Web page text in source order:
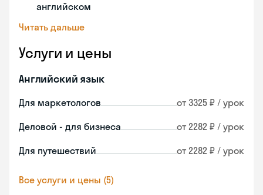
английском
Читать дальше
Услуги и цены
Английский язык
Для маркетологов от 3325 ₽ / урок
Деловой - для бизнеса от 2282 ₽ / урок
Для путешествий от 2282 ₽ / урок
Все услуги и цены (5)